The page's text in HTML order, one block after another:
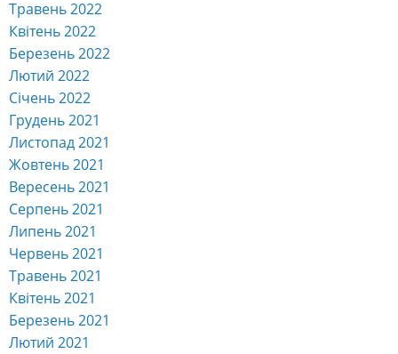
Травень 2022
Квітень 2022
Березень 2022
Лютий 2022
Січень 2022
Грудень 2021
Листопад 2021
Жовтень 2021
Вересень 2021
Серпень 2021
Липень 2021
Червень 2021
Травень 2021
Квітень 2021
Березень 2021
Лютий 2021